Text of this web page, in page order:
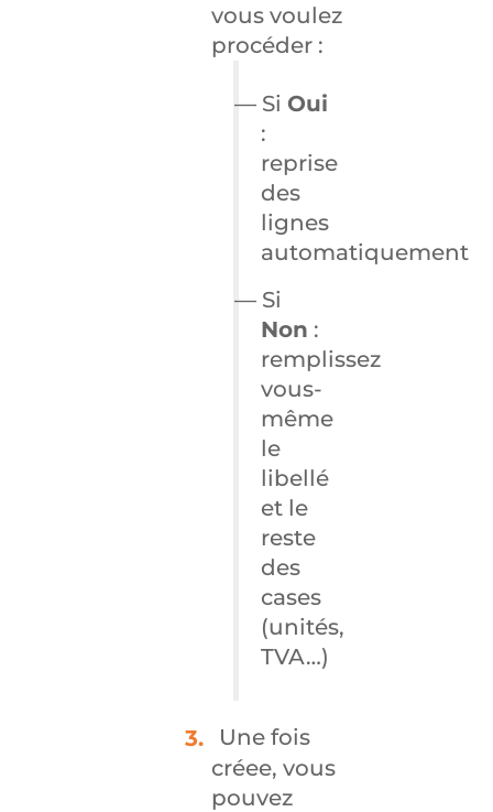
vous voulez
procéder :
— Si Oui
:
reprise
des
lignes
automatiquement
— Si
Non :
remplissez
vous-
même
le
libellé
et le
reste
des
cases
(unités,
TVA…)
Une fois
créee, vous
pouvez